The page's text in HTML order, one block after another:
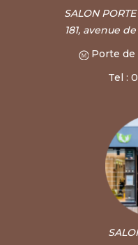
SALON
181, avenue
Porte de
Tel :